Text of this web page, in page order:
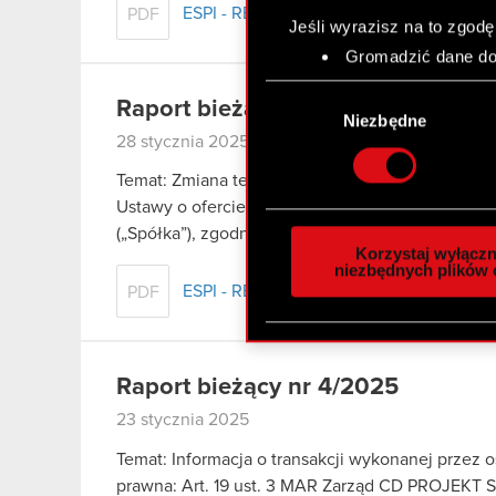
Jeśli wyrazisz na to
Gromadzić dane
Identyfikować
Dowiedz się więcej
szczegółów . W
Wykorzystujemy pliki
społecznościowym,
otrzymanymi od Ciebie
zgadasz się na używanie
Niezbędne
Korzystaj
niezbędnych plików
PDF ESPI - RB 6/2025
Raport bieżący nr 5/2025
28 stycznia 2025
Temat: Zmiana terminu przekazania raportów
Ustawy o ofercie – informacje bieżące i
(„Spółka”), zgodnie…
Czytaj dalej
PDF ESPI - RB 5/2025
Raport bieżący nr 4/2025
23 stycznia 2025
Temat: Informacja o transakcji wykonanej przez
prawna: Art. 19 ust. 3 MAR Zarząd CD PROJEKT